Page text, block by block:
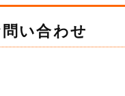
い合わせ